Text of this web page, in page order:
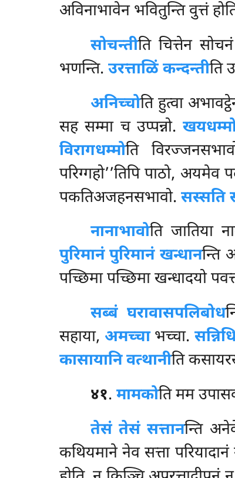
अविनाभावेन भवितुन्ति वुत्तं
सोचन्तीति चित्तेन
भणन्ति. उरत्ताळिं कन्दन्तीति
अनिच्चोति हुत्वा
सह सम्मा च उप्पन्नो.
विरागधम्मोति
परिग्गहो’’तिपि पाठो, अयमेव
पकतिअजहनसभावो. सस्सति
नानाभावोति जातिया
पुरिमानं पुरिमानं खन्धानन्ति
पच्छिमा पच्छिमा खन्धादयो
सब्बं घरावासपलिबोध
सहाया, अमच्चाभच्चा.
कासायानि वत्थानीति
४१.मामकोतिमम
तेसं तेसं सत्तानन्ति
कथियमाने नेव सत्ता परियादानं